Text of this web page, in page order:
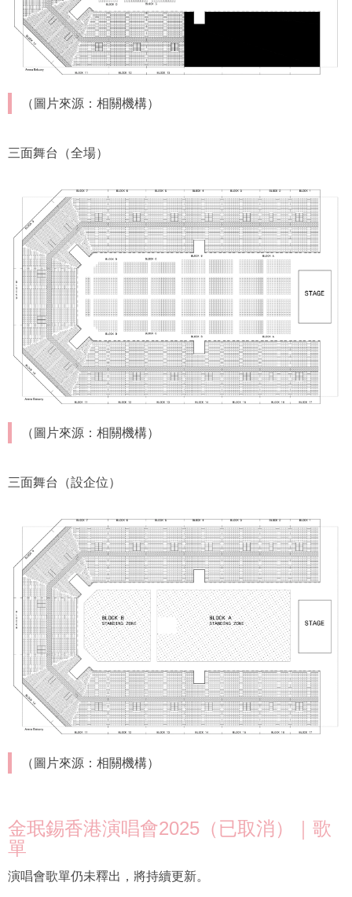
（圖片來源：相關機構）
三面舞台（全場）
（圖片來源：相關機構）
三面舞台（設企位）
（圖片來源：相關機構）
金珉錫香港演唱會2025（已取消）｜歌
單
演唱會歌單仍未釋出，將持續更新。